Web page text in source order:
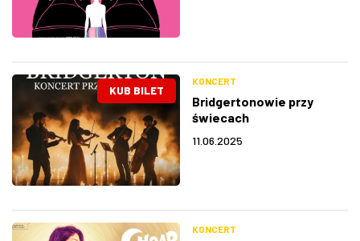
KUB BILET
KONCERT
Bridgertonowie przy
świecach
11.06.2025
KONCERT